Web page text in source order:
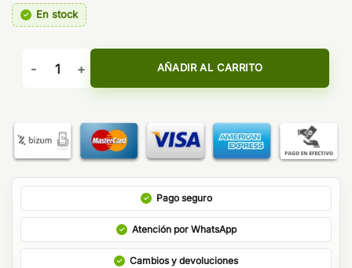
En stock
AROMA GREEN OASIS (HIDDEN POTION) - A&L cantidad
AÑADIR AL CARRITO
Pago seguro
Atención por WhatsApp
Cambios y devoluciones